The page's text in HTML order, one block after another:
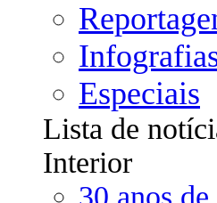
Especiais
Lista de
Interior
30 anos